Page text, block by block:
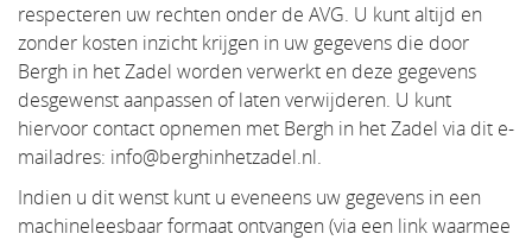
respecteren uw rechten onder de AVG. U kunt altijd en
zonder kosten inzicht krijgen in uw gegevens die door
Bergh in het Zadel worden verwerkt en deze gegevens
desgewenst aanpassen of laten verwijderen. U kunt
hiervoor contact opnemen met Bergh in het Zadel via dit e-
mailadres: info@berghinhetzadel.nl.
Indien u dit wenst kunt u eveneens uw gegevens in een
machineleesbaar formaat ontvangen (via een link waarmee